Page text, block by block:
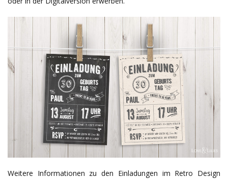
Weitere Informationen zu den Einladungen im Retro Design